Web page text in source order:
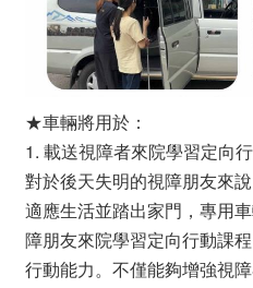
★車輛將用於：
1. 載送視障者來院學習定向
對於後天失明的視障朋友來
適應生活並踏出家門，專用
障朋友來院學習定向行動課
行動能力。不僅能夠增強視